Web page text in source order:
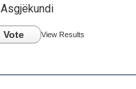
Asgjëkundi
Vote View Results